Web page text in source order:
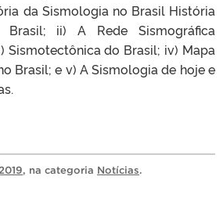
da Sismologia no Brasil História
ii) A Rede Sismográfica
Sismotectônica do Brasil; iv) Mapa
Brasil; e v) A Sismologia de hoje e
, na categoria Notícias.